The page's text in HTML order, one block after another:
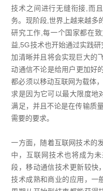
技术之间进行无缝衔接,而
务。现阶段,世界上越来越多
研究工作,每一个国家都在
益,5G技术也开始通过实践
加清晰并且将会实现巨大的
动通信不论是给用户更加好
都必须以移动互联网为载体
求是因为它可以最大限度地
满足，并且不论是在传输质
需要的要求。
一方面，随着互联网技术的
中，互联网技术也将成为
段，移动通信技术更新较快
技术成熟和商业的应用，一